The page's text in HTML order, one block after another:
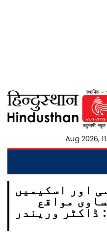
اور اسکیمیں
مواقع
ڈاکٹر وریندر